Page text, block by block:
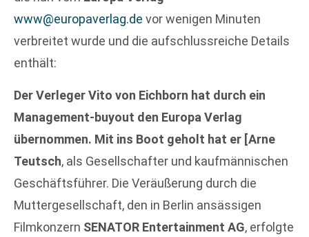
www@europaverlag.de vor wenigen Minuten
verbreitet wurde und die aufschlussreiche Details
enthält:
Der Verleger Vito von Eichborn hat durch ein
Management-buyout den Europa Verlag
übernommen. Mit ins Boot geholt hat er [Arne
Teutsch, als Gesellschafter und kaufmännischen
Geschäftsführer. Die Veräußerung durch die
Muttergesellschaft, den in Berlin ansässigen
Filmkonzern SENATOR Entertainment AG, erfolgte